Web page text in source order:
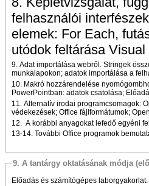
felhasználói
elemek: For Each,
utódok feltárása
9. Adat importálása webről. Stringek
munkalapokon; adatok importálása a
10. Makró hozzárendelése
PowerPointban: adatok csatolása;
11. Alternatív irodai programcsomagok:
védekezések; Office fájlformátumok;
12. A korábbi anyagokat lefedő egyéni
13-14. További Office programok
9. A tantárgy oktatásának módja
Előadás és számítógépes laborgyakorlat.